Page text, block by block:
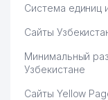
Система единиц
Сайты
Минимальный
Узбекистане
Сайты Yellow